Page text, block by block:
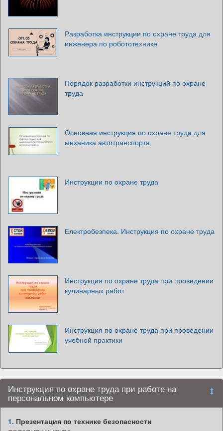
Разработка инструкции по охране труда для
инженера по робототехнике
Порядок разработки инструкций по охране
труда
Основная инструкция по охране труда для
механика автотранспорта
Инструкции по охране труда
Електробезпека. Инструкция по охране труда
Инструкция по охране труда при проведении
кулинарных работ
Инструкция по охране труда при проведении
учебной практики
Инструкция по охране труда при работе на
персональном компьютере
1. Презентация по технике безопасности